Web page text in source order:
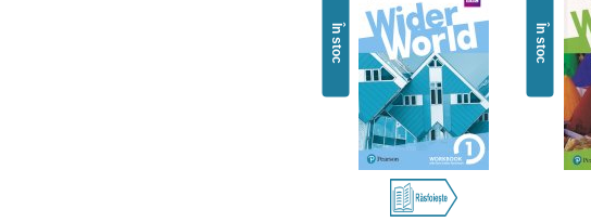
În stoc În stoc